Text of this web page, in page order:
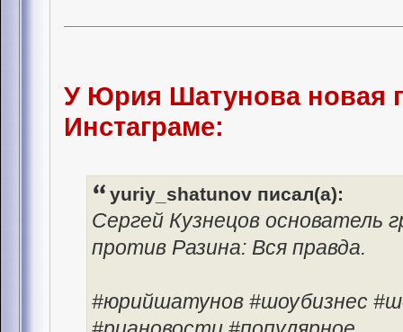
У Юрия Шатунова новая
Инстаграме:
yuriy_shatunov писал(а):
Сергей Кузнецов основатель
против Разина: Вся правда.
#юрийшатунов #шоубизнес